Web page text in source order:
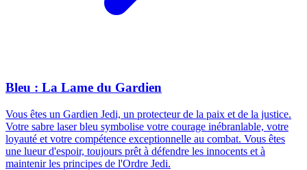
Bleu : La Lame du Gardien
Vous êtes un Gardien Jedi, un protecteur de la paix et de la justice.
Votre sabre laser bleu symbolise votre courage inébranlable, votre
loyauté et votre compétence exceptionnelle au combat. Vous êtes
une lueur d'espoir, toujours prêt à défendre les innocents et à
maintenir les principes de l'Ordre Jedi.